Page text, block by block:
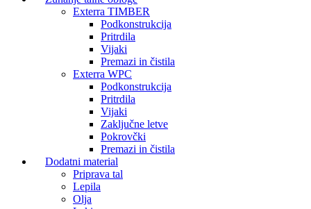
Exterra TIMBER
Podkonstrukcija
Pritrdila
Vijaki
Premazi in čistila
Exterra WPC
Podkonstrukcija
Pritrdila
Vijaki
Zaključne letve
Pokrovčki
Premazi in čistila
Dodatni material
Priprava tal
Lepila
Olja